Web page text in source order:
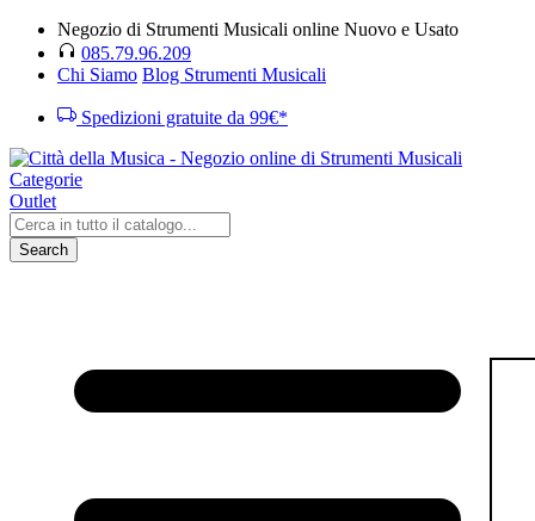
Negozio di Strumenti Musicali online Nuovo e Usato
085.79.96.209
Chi Siamo Blog Strumenti Musicali
Spedizioni gratuite da 99€*
Categorie
Outlet
Search